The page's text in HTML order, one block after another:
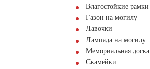
Влагостойкие рамки
Газон на могилу
Лавочки
Лампада на могилу
Мемориальная доска
Скамейки